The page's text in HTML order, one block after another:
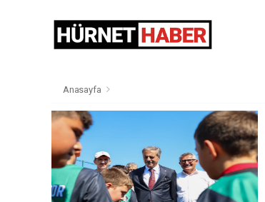
Anasayfa